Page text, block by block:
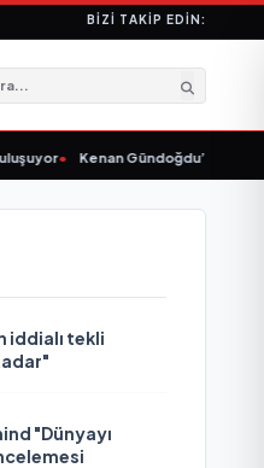
BIZI TAKIP EDIN:
• Kenan Gündoğdu’dan Yeni
iddialı tekli